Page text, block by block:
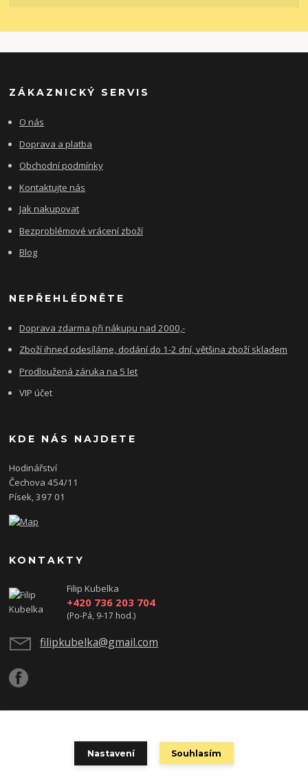
ZÁKAZNICKÝ SERVIS
O nás
Doprava a platba
Obchodní podmínky
Kontaktujte nás
Jak nakupovat
Bezproblémové vrácení zboží
Blog
NEPŘEHLÉDNĚTE
Doprava zdarma při nákupu nad 2000,-
Zboží ihned odesíláme, dodání do 1-2 dní, většina zboží skladem
Prodloužená záruka na 5 let
VIP účet
KDE NÁS NAJDETE
Hodinářství
Čechova 454/11
Písek, 397 01
KONTAKTY
Filip Kubelka
+420 736 203 704
(Po-Pá, 9-17 hod.)
filipkubelka@gmail.com
Podle zákona o evidenci tržeb je prodávající povinen vystavit kupujícímu
účtenku. Zároveň je povinen zaevidovat přijatou tržbu u správce daně online;
Nastavení Souhlasím